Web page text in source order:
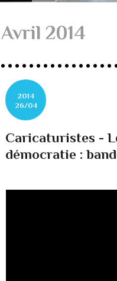
Avril 2014
2014
26/04
Caricaturistes -
démocratie :